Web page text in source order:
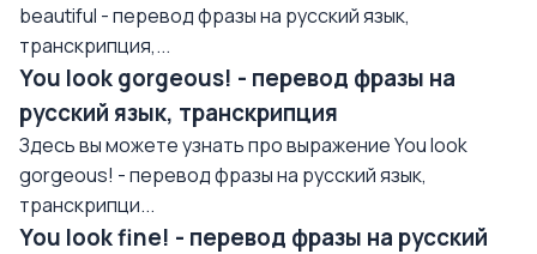
beautiful - перевод фразы на русский язык,
транскрипция,...
You look gorgeous! - перевод фразы на
русский язык, транскрипция
Здесь вы можете узнать про выражение You look
gorgeous! - перевод фразы на русский язык,
транскрипци...
You look fine! - перевод фразы на русский